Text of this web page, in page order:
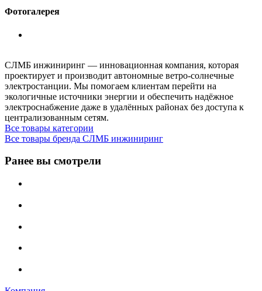
Фотогалерея
СЛМБ инжиниринг — инновационная компания, которая
проектирует и производит автономные ветро‑солнечные
электростанции. Мы помогаем клиентам перейти на
экологичные источники энергии и обеспечить надёжное
электроснабжение даже в удалённых районах без доступа к
централизованным сетям.
Все товары категории
Все товары бренда СЛМБ инжиниринг
Ранее вы смотрели